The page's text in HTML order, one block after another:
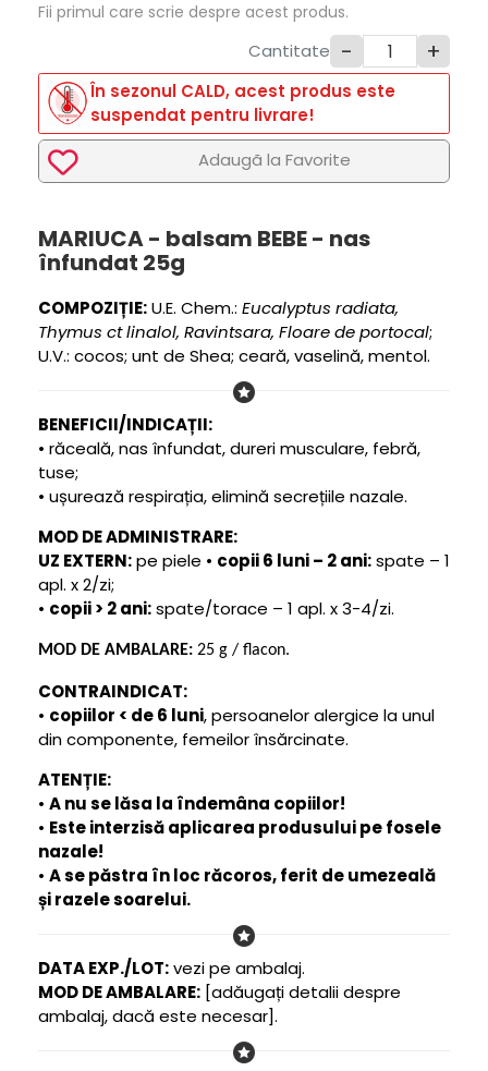
Fii primul care scrie despre acest produs.
Cantitate - +
În sezonul CALD, acest produs este
suspendat pentru livrare!
Adaugã la Favorite
MARIUCA - balsam BEBE - nas
înfundat 25g
COMPOZIȚIE:U.E. Chem.: Eucalyptus radiata,
Thymus ct linalol, Ravintsara, Floare de portocal;
U.V.: cocos; unt de Shea; ceară, vaselină, mentol.
BENEFICII/INDICAȚII:
• răceală, nas înfundat, dureri musculare, febră,
tuse;
• ușurează respirația, elimină secrețiile nazale.
MOD DE ADMINISTRARE:
UZ EXTERN:pe piele • copii 6 luni – 2 ani:spate – 1
apl. x 2/zi;
• copii > 2 ani:spate/torace – 1 apl. x 3-4/zi.
MOD DE AMBALARE: 25 g / flacon.
CONTRAINDICAT:
• copiilor < de 6 luni, persoanelor alergice la unul
din componente, femeilor însărcinate.
ATENȚIE:
• A nu se lăsa la îndemâna copiilor!
• Este interzisă aplicarea produsului pe fosele
nazale!
• A se păstra în loc răcoros, ferit de umezeală
și razele soarelui.
DATA EXP./LOT:vezi pe ambalaj.
MOD DE AMBALARE: [adăugați detalii despre
ambalaj, dacă este necesar].